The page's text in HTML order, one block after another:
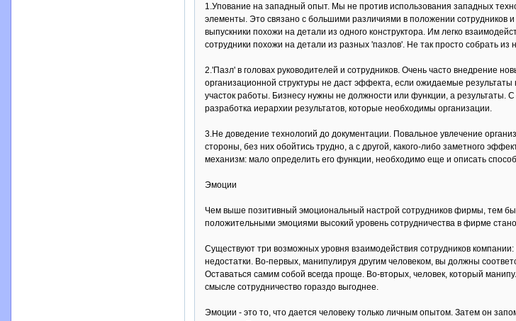
1.Упование на западный опыт. Мы не против использования западных
элементы. Это связано с большими различиями в положении
выпускники похожи на детали из одного конструктора. Им легко
сотрудники похожи на детали из разных 'пазлов'. Не так просто собрать из
2.'Пазл' в головах руководителей и сотрудников. Очень часто внедрение
организационной структуры не даст эффекта, если ожидаемые
участок работы. Бизнесу нужны не должности или функции, а результаты.
разработка иерархии результатов, которые необходимы организации.
3.Не доведение технологий до документации. Повальное увлечение
стороны, без них обойтись трудно, а с другой, какого-либо заметного
механизм: мало определить его функции, необходимо еще и описать
Эмоции
Чем выше позитивный эмоциональный настрой сотрудников фирмы, тем
положительными эмоциями высокий уровень сотрудничества в фирме
Существуют три возможных уровня взаимодействия сотрудников
недостатки. Во-первых, манипулируя другим человеком, вы должны
Оставаться самим собой всегда проще. Во-вторых, человек, который
смысле сотрудничество гораздо выгоднее.
Эмоции - это то, что дается человеку только личным опытом. Затем он